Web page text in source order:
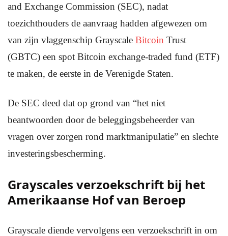
and Exchange Commission (SEC), nadat
toezichthouders de aanvraag hadden afgewezen om
van zijn vlaggenschip Grayscale Bitcoin Trust
(GBTC) een spot Bitcoin exchange-traded fund (ETF)
te maken, de eerste in de Verenigde Staten.
De SEC deed dat op grond van “het niet
beantwoorden door de beleggingsbeheerder van
vragen over zorgen rond marktmanipulatie” en slechte
investeringsbescherming.
Grayscales verzoekschrift bij het
Amerikaanse Hof van Beroep
Grayscale diende vervolgens een verzoekschrift in om